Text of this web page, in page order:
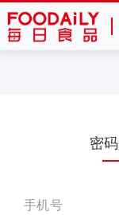
密
手机号